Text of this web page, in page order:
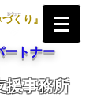
くり』
ートナー
援事務所